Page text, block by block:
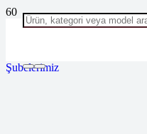
Şubelerimiz